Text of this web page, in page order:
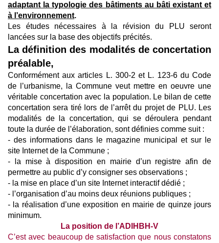
adaptant la typologie des bâtiments au bâti existant et
à l’environnement.
Les études nécessaires à la révision du PLU seront
lancées sur la base des objectifs précités.
La définition des modalités de concertation
préalable,
Conformément aux articles L. 300-2 et L. 123-6 du Code
de l’urbanisme, la Commune veut mettre en oeuvre une
véritable concertation avec la population. Le bilan de cette
concertation sera tiré lors de l’arrêt du projet de PLU. Les
modalités de la concertation, qui se déroulera pendant
toute la durée de l’élaboration, sont définies comme suit :
- des informations dans le magazine municipal et sur le
site Internet de la Commune ;
- la mise à disposition en mairie d’un registre afin de
permettre au public d’y consigner ses observations ;
- la mise en place d’un site Internet interactif dédié ;
- l’organisation d’au moins deux réunions publiques ;
- la réalisation d’une exposition en mairie de quinze jours
minimum.
La position de l’ADIHBH-V
C’est avec beaucoup de satisfaction que nous constatons